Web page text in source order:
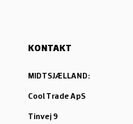
KONTAKT
MIDTSJÆLLAND:
Cool Trade ApS
Tinvej 9